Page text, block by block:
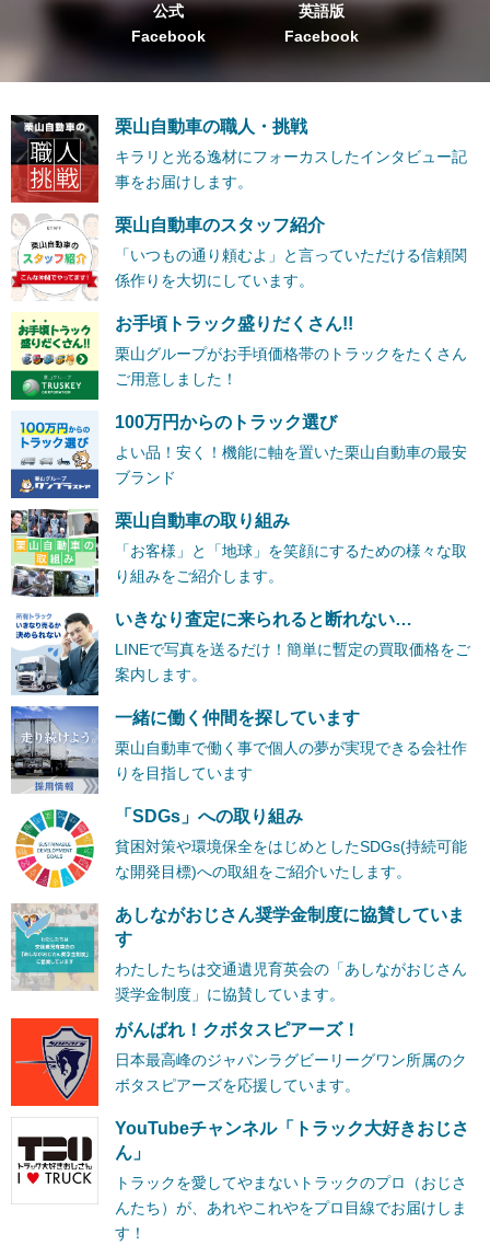
公式
Facebook
英語版
Facebook
栗山自動車の職人・挑戦
キラリと光る逸材にフォーカスしたインタビュー記
事をお届けします。
栗山自動車のスタッフ紹介
「いつもの通り頼むよ」と言っていただける信頼関
係作りを大切にしています。
お手頃トラック盛りだくさん!!
栗山グループがお手頃価格帯のトラックをたくさん
ご用意しました！
100万円からのトラック選び
よい品！安く！機能に軸を置いた栗山自動車の最安
ブランド
栗山自動車の取り組み
「お客様」と「地球」を笑顔にするための様々な取
り組みをご紹介します。
いきなり査定に来られると断れない…
LINEで写真を送るだけ！簡単に暫定の買取価格をご
案内します。
一緒に働く仲間を探しています
栗山自動車で働く事で個人の夢が実現できる会社作
りを目指しています
「SDGs」への取り組み
貧困対策や環境保全をはじめとしたSDGs(持続可能
な開発目標)への取組をご紹介いたします。
あしながおじさん奨学金制度に協賛していま
す
わたしたちは交通遺児育英会の「あしながおじさん
奨学金制度」に協賛しています。
がんばれ！クボタスピアーズ！
日本最高峰のジャパンラグビーリーグワン所属のク
ボタスピアーズを応援しています。
YouTubeチャンネル「トラック大好きおじさ
ん」
トラックを愛してやまないトラックのプロ（おじさ
んたち）が、あれやこれやをプロ目線でお届けしま
す！